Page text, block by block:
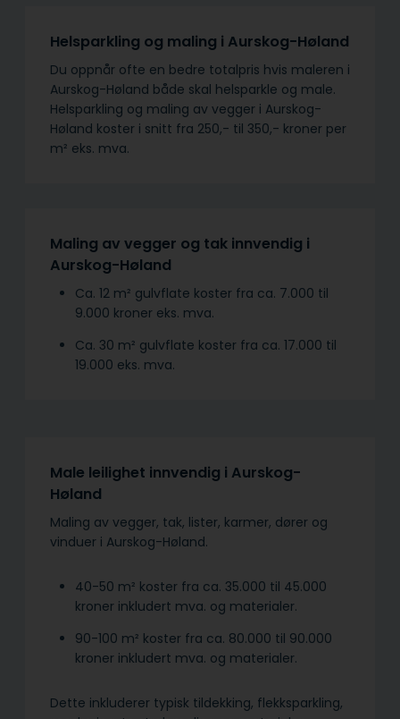
Helsparkling og maling i Aurskog-Høland
Du oppnår ofte en bedre totalpris hvis maleren i
Aurskog-Høland både skal helsparkle og male.
Helsparkling og maling av vegger i Aurskog-
Høland koster i snitt fra 250,- til 350,- kroner per
m² eks. mva.
Maling av vegger og tak innvendig i
Aurskog-Høland
Ca. 12 m² gulvflate koster fra ca. 7.000 til
9.000 kroner eks. mva.
Ca. 30 m² gulvflate koster fra ca. 17.000 til
19.000 eks. mva.
Male leilighet innvendig i Aurskog-
Høland
Maling av vegger, tak, lister, karmer, dører og
vinduer i Aurskog-Høland.
40-50 m² koster fra ca. 35.000 til 45.000
kroner inkludert mva. og materialer.
90-100 m² koster fra ca. 80.000 til 90.000
kroner inkludert mva. og materialer.
Dette inkluderer typisk tildekking, flekksparkling,